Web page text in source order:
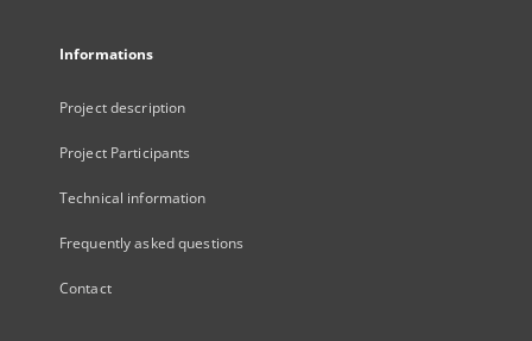
Informations
Project description
Project Participants
Technical information
Frequently asked questions
Contact